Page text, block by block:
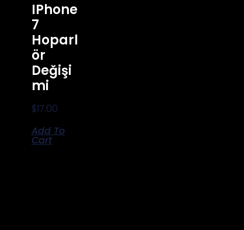
IPhone
7
Hoparl
Ör
Değişi
Mi
$17.00
Add To
Cart